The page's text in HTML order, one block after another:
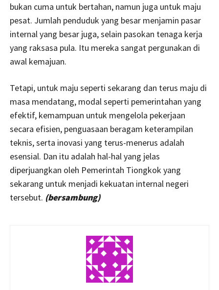
bukan cuma untuk bertahan, namun juga untuk maju
pesat. Jumlah penduduk yang besar menjamin pasar
internal yang besar juga, selain pasokan tenaga kerja
yang raksasa pula. Itu mereka sangat pergunakan di
awal kemajuan.
Tetapi, untuk maju seperti sekarang dan terus maju di
masa mendatang, modal seperti pemerintahan yang
efektif, kemampuan untuk mengelola pekerjaan
secara efisien, penguasaan beragam keterampilan
teknis, serta inovasi yang terus-menerus adalah
esensial. Dan itu adalah hal-hal yang jelas
diperjuangkan oleh Pemerintah Tiongkok yang
sekarang untuk menjadi kekuatan internal negeri
tersebut. (bersambung)